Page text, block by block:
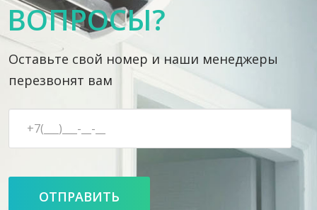
ВОПРОСЫ?
Оставьте свой номер и наши менеджеры
перезвонят вам